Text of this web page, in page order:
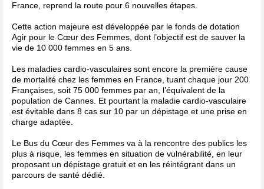
France, reprend la route pour 6 nouvelles étapes.
Cette action majeure est développée par le fonds de dotation
Agir pour le Cœur des Femmes, dont l’objectif est de sauver la
vie de 10 000 femmes en 5 ans.
Les maladies cardio-vasculaires sont encore la première cause
de mortalité chez les femmes en France, tuant chaque jour 200
Françaises, soit 75 000 femmes par an, l’équivalent de la
population de Cannes. Et pourtant la maladie cardio-vasculaire
est évitable dans 8 cas sur 10 par un dépistage et une prise en
charge adaptée.
Le Bus du Cœur des Femmes va à la rencontre des publics les
plus à risque, les femmes en situation de vulnérabilité, en leur
proposant un dépistage gratuit et en les réintégrant dans un
parcours de santé dédié.